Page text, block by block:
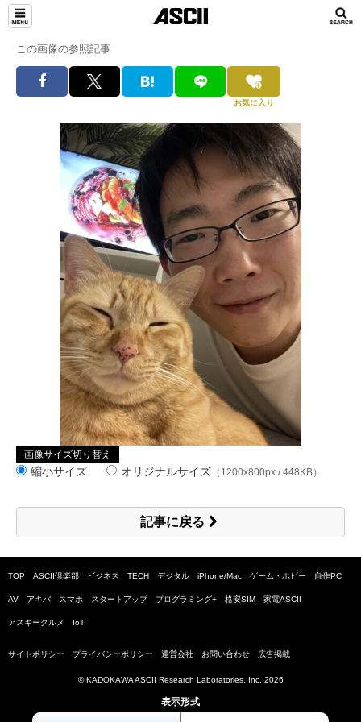
この画像の参照記事
お気に入り
画像サイズ切り替え
縮小サイズ オリジナルサイズ （1200x800px / 448KB）
記事に戻る
TOP ASCII倶楽部 ビジネス TECH デジタル iPhone/Mac ゲーム・ホビー 自作PC
AV アキバ スマホ スタートアップ プログラミング+ 格安SIM 家電ASCII
アスキーグルメ IoT
サイトポリシー プライバシーポリシー 運営会社 お問い合わせ 広告掲載
© KADOKAWA ASCII Research Laboratories, Inc. 2026
表示形式